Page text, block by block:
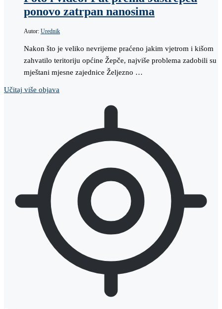
ponovo zatrpan nanosima
Autor: Urednik
Nakon što je veliko nevrijeme praćeno jakim vjetrom i kišom
zahvatilo teritoriju općine Žepče, najviše problema zadobili su
mještani mjesne zajednice Željezno …
Učitaj više objava